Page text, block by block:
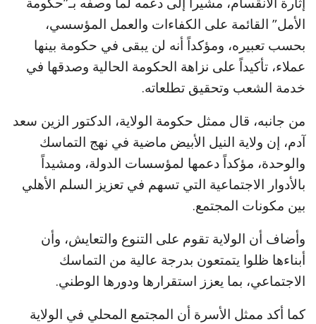
الأمل” القائمة على الكفاءات والعمل المؤسسي،
بحسب تعبيره، ومؤكداً أنه لن يبقى في حكومة بينها
عملاء، تأكيداً على نزاهة الحكومة الحالية وصدقها في
خدمة الشعب وتحقيق تطلعاته.
من جانبه، قال ممثل حكومة الولاية، الدكتور الزين سعد
آدم، إن ولاية النيل الأبيض ماضية في نهج التماسك
والوحدة، مؤكداً دعمها لمؤسسات الدولة، ومشيداً
بالأدوار الاجتماعية التي تسهم في تعزيز السلم الأهلي
بين مكونات المجتمع.
وأضاف أن الولاية تقوم على التنوع والتعايش، وأن
أبناءها ظلوا يتمتعون بدرجة عالية من التماسك
الاجتماعي، بما يعزز استقرارها ودورها الوطني.
كما أكد ممثل الأسرة أن المجتمع المحلي في الولاية